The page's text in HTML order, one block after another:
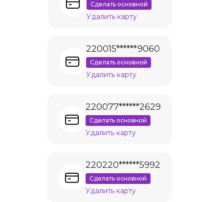
Сделать основной
Удалить карту
220015******9060
Сделать основной
Удалить карту
220077******2629
Сделать основной
Удалить карту
220220******5992
Сделать основной
Удалить карту